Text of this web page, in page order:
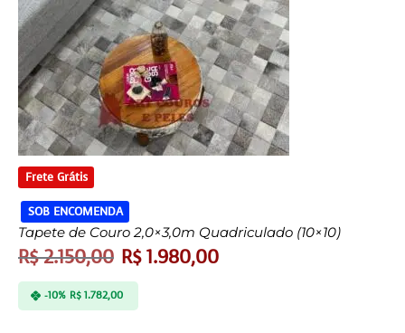
Frete Grátis
SOB ENCOMENDA
Tapete de Couro 2,0×3,0m Quadriculado (10×10)
R$2.150,00 R$1.980,00
-10% R$1.782,00